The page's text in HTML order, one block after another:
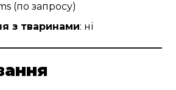
(по запросу)
з тваринами: ні